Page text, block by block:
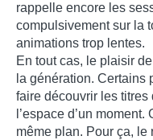
rappelle encore les
compulsivement sur la
animations trop lentes.
En tout cas, le plaisir
la génération. Certains
faire découvrir les
l’espace d’un
même plan. Pour ça, le